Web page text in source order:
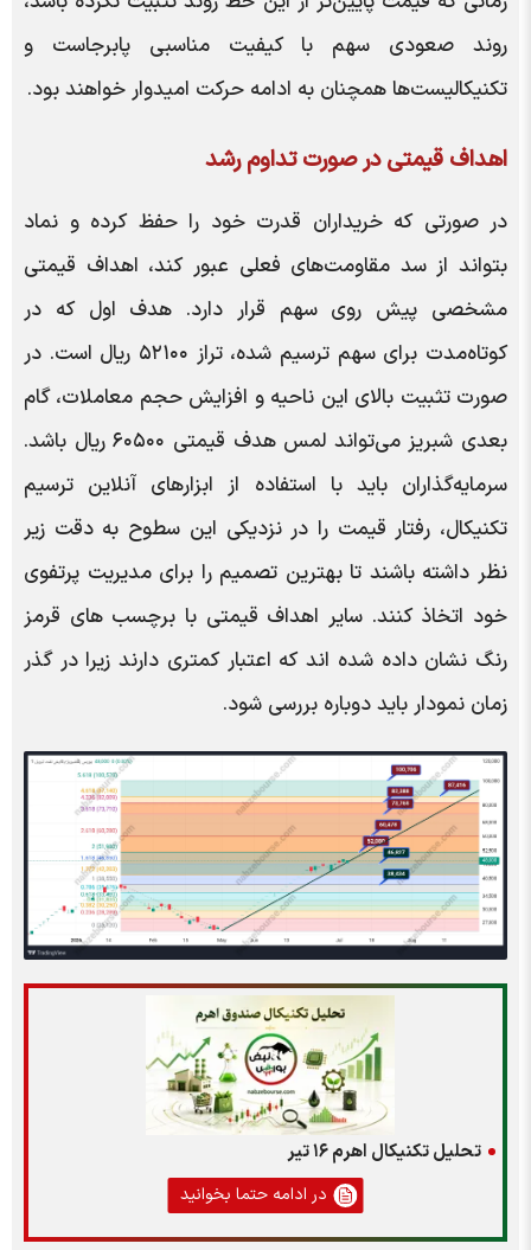
روند صعودی سهم با کیفیت مناسبی پابرجاست و
تکنیکالیست‌ها همچنان به ادامه حرکت امیدوار خواهند بود.
اهداف قیمتی در صورت تداوم رشد
در صورتی که خریداران قدرت خود را حفظ کرده و نماد
بتواند از سد مقاومت‌های فعلی عبور کند، اهداف قیمتی
مشخصی پیش روی سهم قرار دارد. هدف اول که در
کوتاه‌مدت برای سهم ترسیم شده، تراز ۵۲۱۰۰ ریال است. در
صورت تثبیت بالای این ناحیه و افزایش حجم معاملات، گام
بعدی شبریز می‌تواند لمس هدف قیمتی ۶۰۵۰۰ ریال باشد.
سرمایه‌گذاران باید با استفاده از ابزارهای آنلاین ترسیم
تکنیکال، رفتار قیمت را در نزدیکی این سطوح به دقت زیر
نظر داشته باشند تا بهترین تصمیم را برای مدیریت پرتفوی
خود اتخاذ کنند. سایر اهداف قیمتی با برچسب های قرمز
رنگ نشان داده شده اند که اعتبار کمتری دارند زیرا در گذر
زمان نمودار باید دوباره بررسی شود.
تحلیل تکنیکال اهرم ۱۶ تیر
در ادامه حتما بخوانید